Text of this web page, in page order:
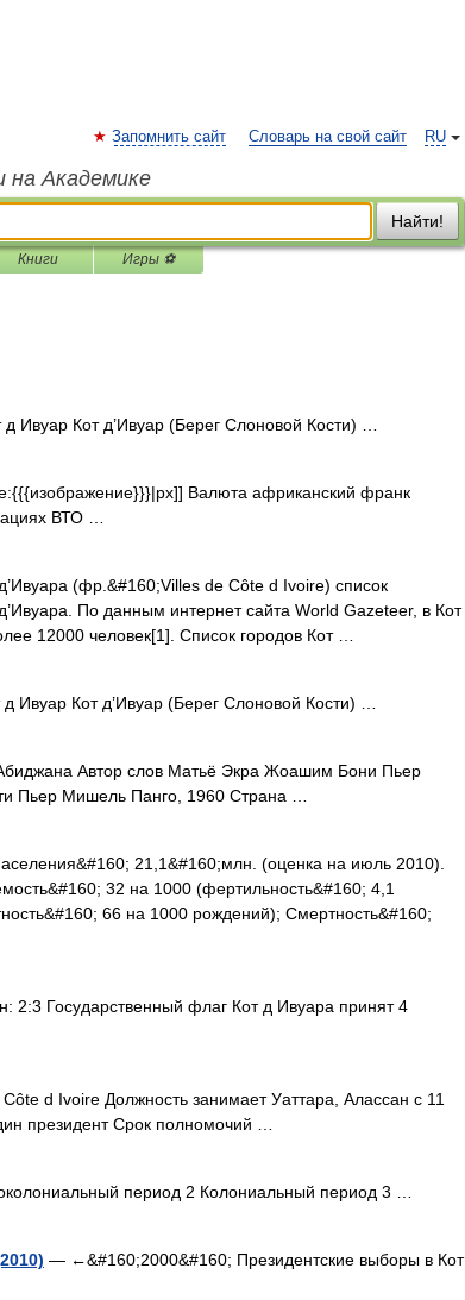
RU
Запомнить сайт Словарь на свой сайт
на Академике
Найти!
Книги Игры ⚽
Ивуар Кот д’Ивуар (Берег Слоновой Кости) …
Валюта африканский франк
ВТО …
(фр.&#160;Villes de Côte d Ivoire) список
По данным интернет сайта World Gazeteer, в Кот
12000 человек[1]. Список городов Кот …
Ивуар Кот д’Ивуар (Берег Слоновой Кости) …
Автор слов Матьё Экра Жоашим Бони Пьер
Пьер Мишель Панго, 1960 Страна …
21,1&#160;млн. (оценка на июль 2010).
32 на 1000 (фертильность&#160; 4,1
66 на 1000 рождений); Смертность&#160;
2:3 Государственный флаг Кот д Ивуара принят 4
d Ivoire Должность занимает Уаттара, Алассан с 11
президент Срок полномочий …
период 2 Колониальный период 3 …
— ←&#160;2000&#160; Президентские выборы в Кот